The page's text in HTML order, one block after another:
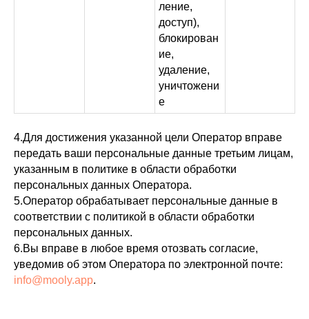
ление,
доступ),
блокирован
ие,
удаление,
уничтожени
е
4.Для достижения указанной цели Оператор вправе
передать ваши персональные данные третьим лицам,
указанным в политике в области обработки
персональных данных Оператора.
5.Оператор обрабатывает персональные данные в
соответствии с политикой в области обработки
персональных данных.
6.Вы вправе в любое время отозвать согласие,
уведомив об этом Оператора по электронной почте:
info@mooly.app.